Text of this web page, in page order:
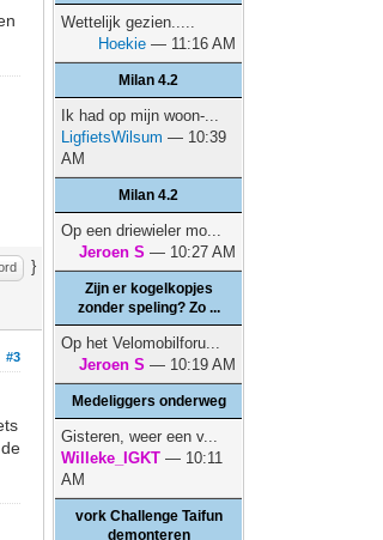
}
#3
Wettelijk gezien.....
Hoekie — 11:16 AM
Milan 4.2
Ik had op mijn woon-...
LigfietsWilsum — 10:39
AM
Milan 4.2
Op een driewieler mo...
Jeroen S — 10:27 AM
Zijn er kogelkopjes
zonder speling? Zo ...
Op het Velomobilforu...
Jeroen S — 10:19 AM
Medeliggers onderweg
Gisteren, weer een v...
Willeke_IGKT — 10:11
AM
vork Challenge Taifun
demonteren